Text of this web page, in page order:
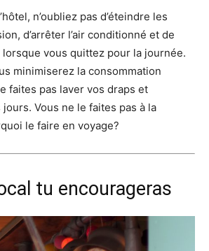
n’oubliez pas d’éteindre les
d’arrêter l’air conditionné et de
vous quittez pour la journée.
minimiserez la consommation
faites pas laver vos draps et
Vous ne le faites pas à la
le faire en voyage?
tu encourageras